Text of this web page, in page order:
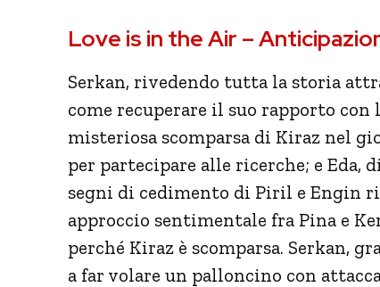
Love is in the Air –
Serkan, rivedendo tutta la storia
come recuperare il suo rapporto con
misteriosa scomparsa di Kiraz nel
per partecipare alle ricerche; e Eda,
segni di cedimento di Piril e Engin
approccio sentimentale fra Pina e
perché Kiraz è scomparsa. Serkan,
a far volare un palloncino con